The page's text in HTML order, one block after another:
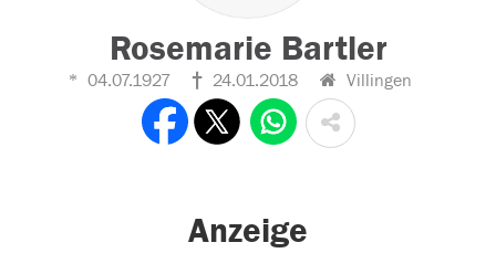
Rosemarie Bartler
04.07.1927 24.01.2018 Villingen
Anzeige